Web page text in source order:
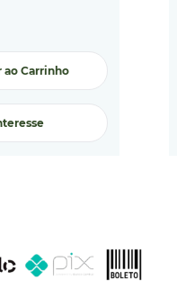
ao Carrinho